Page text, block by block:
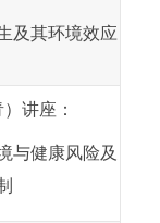
及其环境效应
讲座：
与健康风险及